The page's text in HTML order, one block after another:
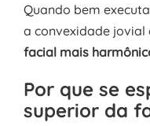
Quando bem
a convexidade jovial
facial mais
Por que se
superior da